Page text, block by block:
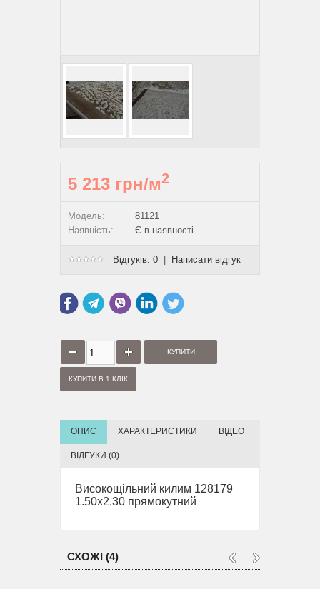
5 213 грн/м2
Модель:
81121
Наявність:
Є в наявності
Відгуків: 0 Написати відгук
КУПИТИ В 1 КЛІК
ОПИС ХАРАКТЕРИСТИКИ ВІДЕО
ВІДГУКИ (0)
Високощільний килим 128179
1.50x2.30 прямокутний
СХОЖІ (4)